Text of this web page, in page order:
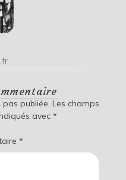
publiée. Les champs
avec *
*